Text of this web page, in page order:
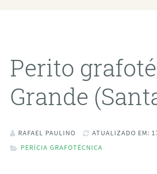
Perito
Grande
RAFAEL PAULINO
ATUALIZADO EM:
PERÍCIA GRAFOTÉCNICA